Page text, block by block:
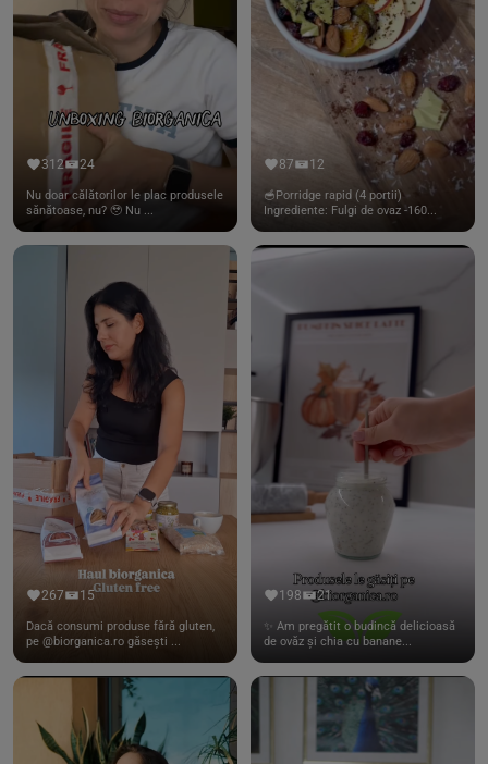
312 24
Nu doar călătorilor le plac produsele
sănătoase, nu? 🥹 Nu ...
87 12
🥣Porridge rapid (4 portii)
Ingrediente: Fulgi de ovaz -160...
267 15
Dacă consumi produse fără gluten,
pe @biorganica.ro găsești ...
198 21
✨ Am pregătit o budincă delicioasă
de ovăz și chia cu banane...